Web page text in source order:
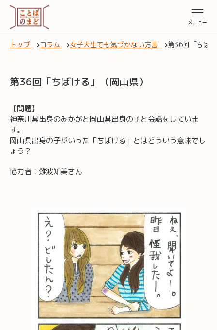
トップ コラム 女子大生でも気づかない方言 第36回「ちば
第36回「ちばける」（岡山県）
【問題】
神奈川県出身のみかがと岡山県出身の子と会話をしていま
す。
岡山県出身の子がいった「ちばける」とはどういう意味でし
ょう？
協力者：難波知美さん